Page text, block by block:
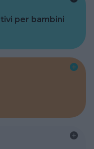
per bambini